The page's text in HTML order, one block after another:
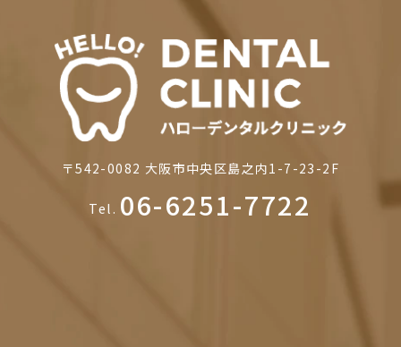
〒542-0082 大阪市中央区島之内1-7-23-2F
Tel. 06-6251-7722